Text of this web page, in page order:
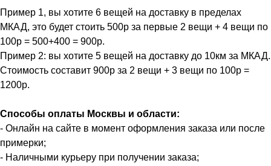
Пример 1, вы хотите 6 вещей на доставку в пределах
МКАД, это будет стоить 500р за первые 2 вещи + 4 вещи по
100р = 500+400 = 900р.
Пример 2: вы хотите 5 вещей на доставку до 10км за МКАД.
Стоимость составит 900р за 2 вещи + 3 вещи по 100р =
1200р.
Способы оплаты Москвы и области:
- Онлайн на сайте в момент оформления заказа или после
примерки;
- Наличными курьеру при получении заказа;